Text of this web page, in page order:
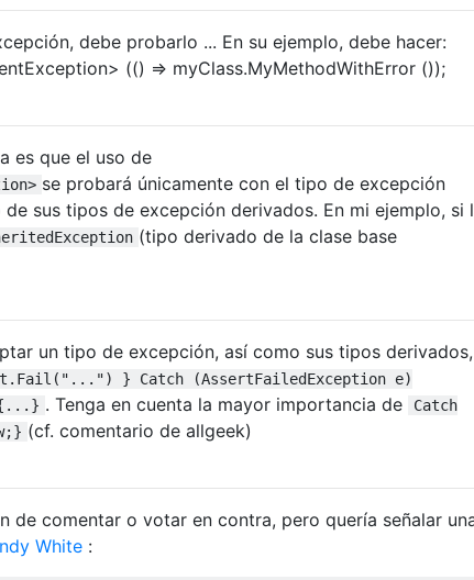
debe probarlo ... En su ejemplo, debe hacer:
(() => myClass.MyMethodWithError ());
es que el uso de
se probará únicamente con el tipo de excepción
sus tipos de excepción derivados. En mi ejemplo, si
(tipo derivado de la clase base
un tipo de excepción, así como sus tipos derivados,
} Catch (AssertFailedException e)
{...} . Tenga en cuenta la mayor importancia de
Catch
(cf. comentario de allgeek)
de comentar o votar en contra, pero quería señalar
White :